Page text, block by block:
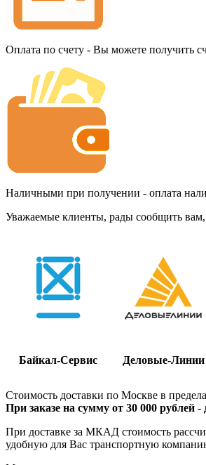
Оплата по счету - Вы можете получить
Наличными при получении - оплата
Уважаемые клиенты, рады сообщить
Байкал-Сервис Деловые-Линии
Стоимость доставки по Москве в
При заказе на сумму от 30 000 рублей -
При доставке за МКАД стоимость
удобную для Вас транспортную